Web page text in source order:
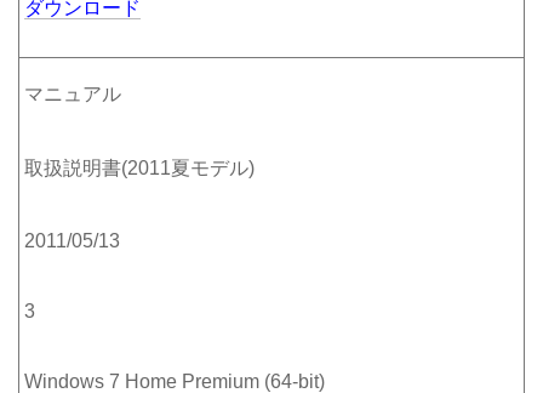
ダウンロード
マニュアル
取扱説明書(2011夏モデル)
2011/05/13
3
Windows 7 Home Premium (64-bit)